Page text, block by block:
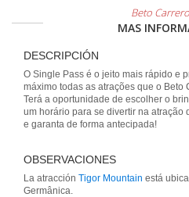
Beto
MAS
DESCRIPCIÓN
O Single Pass é o jeito mais rápido e
máximo todas as atrações que o Beto
Terá a oportunidade de escolher o
um horário para se divertir na atração
e garanta de forma antecipada!
OBSERVACIONES
La atracción Tigor Mountain está
Germânica.